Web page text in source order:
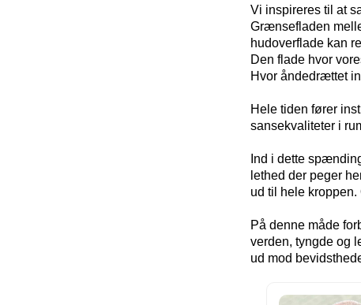
Vi inspireres til at
Grænsefladen
hudoverflade kan
Den flade hvor
Hvor åndedrættet
Hele tiden fører
sansekvaliteter i
Ind i dette
lethed der peger
ud til hele
På denne måde
verden, tyngde og
ud mod